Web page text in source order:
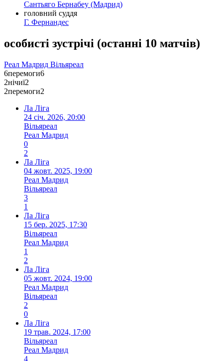
Сантьяго Бернабеу (Мадрид)
головний суддя
Г. Фернандес
особисті зустрічі (останні 10 матчів)
Реал Мадрид Вільяреал
6перемоги6
2нічиї2
2перемоги2
Ла Ліга
24 січ. 2026, 20:00
Вільяреал
Реал Мадрид
0
2
Ла Ліга
04 жовт. 2025, 19:00
Реал Мадрид
Вільяреал
3
1
Ла Ліга
15 бер. 2025, 17:30
Вільяреал
Реал Мадрид
1
2
Ла Ліга
05 жовт. 2024, 19:00
Реал Мадрид
Вільяреал
2
0
Ла Ліга
19 трав. 2024, 17:00
Вільяреал
Реал Мадрид
4